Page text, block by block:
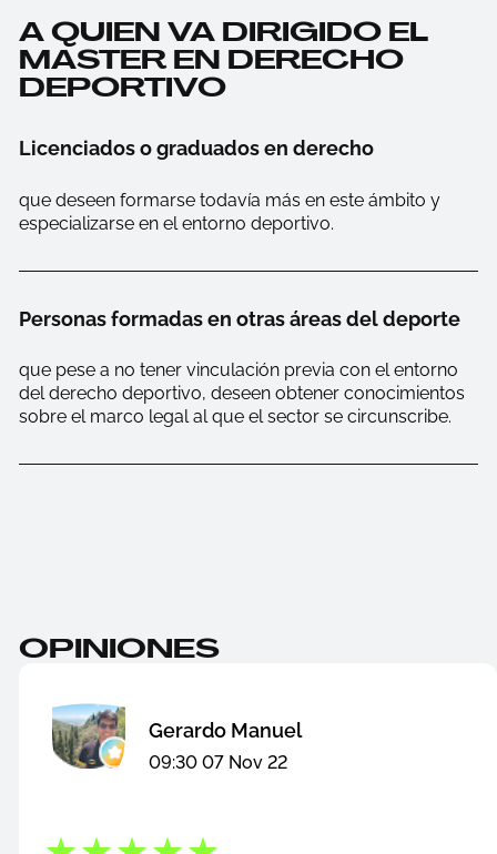
A QUIEN VA DIRIGIDO EL
MASTER EN DERECHO
DEPORTIVO
Licenciados o graduados en derecho
que deseen formarse todavía más en este ámbito y
especializarse en el entorno deportivo.
Personas formadas en otras áreas del deporte
que pese a no tener vinculación previa con el entorno
del derecho deportivo, deseen obtener conocimientos
sobre el marco legal al que el sector se circunscribe.
OPINIONES
Gerardo Manuel
09:30 07 Nov 22